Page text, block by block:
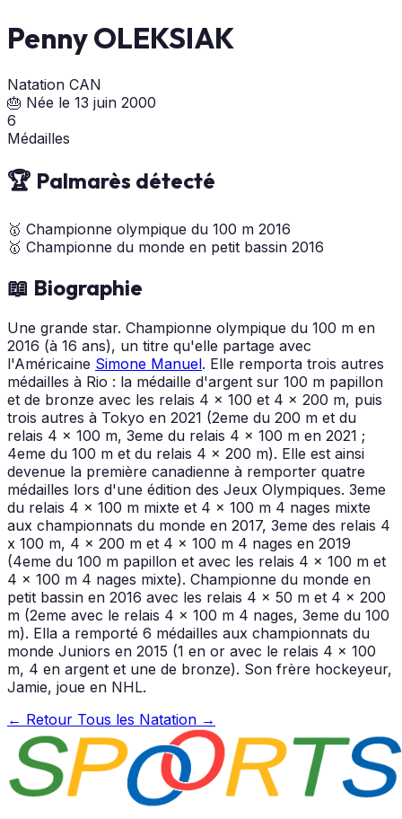
Penny OLEKSIAK
Natation CAN
🎂 Née le 13 juin 2000
6
Médailles
🏆 Palmarès détecté
🥇 Championne olympique du 100 m 2016
🥇 Championne du monde en petit bassin 2016
📖 Biographie
Une grande star. Championne olympique du 100 m en
2016 (à 16 ans), un titre qu'elle partage avec
l'Américaine Simone Manuel. Elle remporta trois autres
médailles à Rio : la médaille d'argent sur 100 m papillon
et de bronze avec les relais 4 x 100 et 4 x 200 m, puis
trois autres à Tokyo en 2021 (2eme du 200 m et du
relais 4 x 100 m, 3eme du relais 4 x 100 m en 2021 ;
4eme du 100 m et du relais 4 x 200 m). Elle est ainsi
devenue la première canadienne à remporter quatre
médailles lors d'une édition des Jeux Olympiques. 3eme
du relais 4 x 100 m mixte et 4 x 100 m 4 nages mixte
aux championnats du monde en 2017, 3eme des relais 4
x 100 m, 4 x 200 m et 4 x 100 m 4 nages en 2019
(4eme du 100 m papillon et avec les relais 4 x 100 m et
4 x 100 m 4 nages mixte). Championne du monde en
petit bassin en 2016 avec les relais 4 x 50 m et 4 x 200
m (2eme avec le relais 4 x 100 m 4 nages, 3eme du 100
m). Ella a remporté 6 médailles aux championnats du
monde Juniors en 2015 (1 en or avec le relais 4 x 100
m, 4 en argent et une de bronze). Son frère hockeyeur,
Jamie, joue en NHL.
← Retour Tous les Natation →